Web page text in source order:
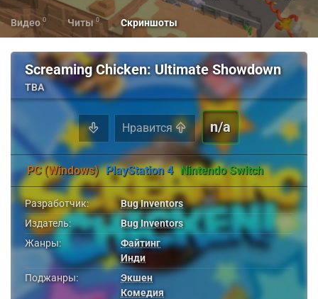
Видео 0 Читы 0 Скриншоты
Screaming Chicken: Ultimate Showdown
TBA
Нравится n/a
PC (Windows) PlayStation 4 Nintendo Switch
Разработчик:
Bug Inventors
Издатель:
Bug Inventors
Жанры:
Файтинг
Инди
Поджанры:
Экшен
Комедия